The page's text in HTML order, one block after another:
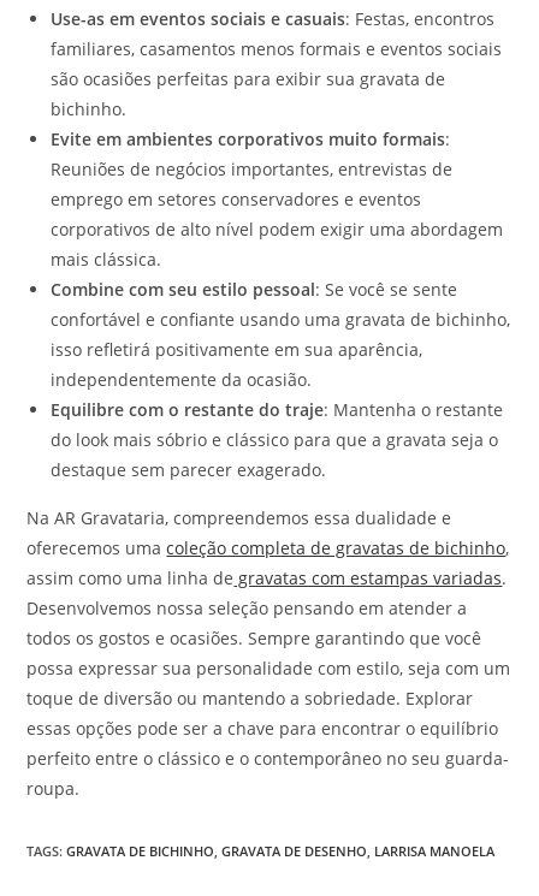
Use-as em eventos sociais e casuais: Festas, encontros
familiares, casamentos menos formais e eventos sociais
são ocasiões perfeitas para exibir sua gravata de
bichinho.
Evite em ambientes corporativos muito formais:
Reuniões de negócios importantes, entrevistas de
emprego em setores conservadores e eventos
corporativos de alto nível podem exigir uma abordagem
mais clássica.
Combine com seu estilo pessoal: Se você se sente
confortável e confiante usando uma gravata de bichinho,
isso refletirá positivamente em sua aparência,
independentemente da ocasião.
Equilibre com o restante do traje: Mantenha o restante
do look mais sóbrio e clássico para que a gravata seja o
destaque sem parecer exagerado.
Na AR Gravataria, compreendemos essa dualidade e
oferecemos umacoleção completa de gravatas de bichinho,
assim como uma linha de gravatas com estampas variadas.
Desenvolvemos nossa seleção pensando em atender a
todos os gostos e ocasiões. Sempre garantindo que você
possa expressar sua personalidade com estilo, seja com um
toque de diversão ou mantendo a sobriedade. Explorar
essas opções pode ser a chave para encontrar o equilíbrio
perfeito entre o clássico e o contemporâneo no seu guarda-
roupa.
TAGS:GRAVATA DE BICHINHO GRAVATA DE DESENHO LARRISA MANOELA